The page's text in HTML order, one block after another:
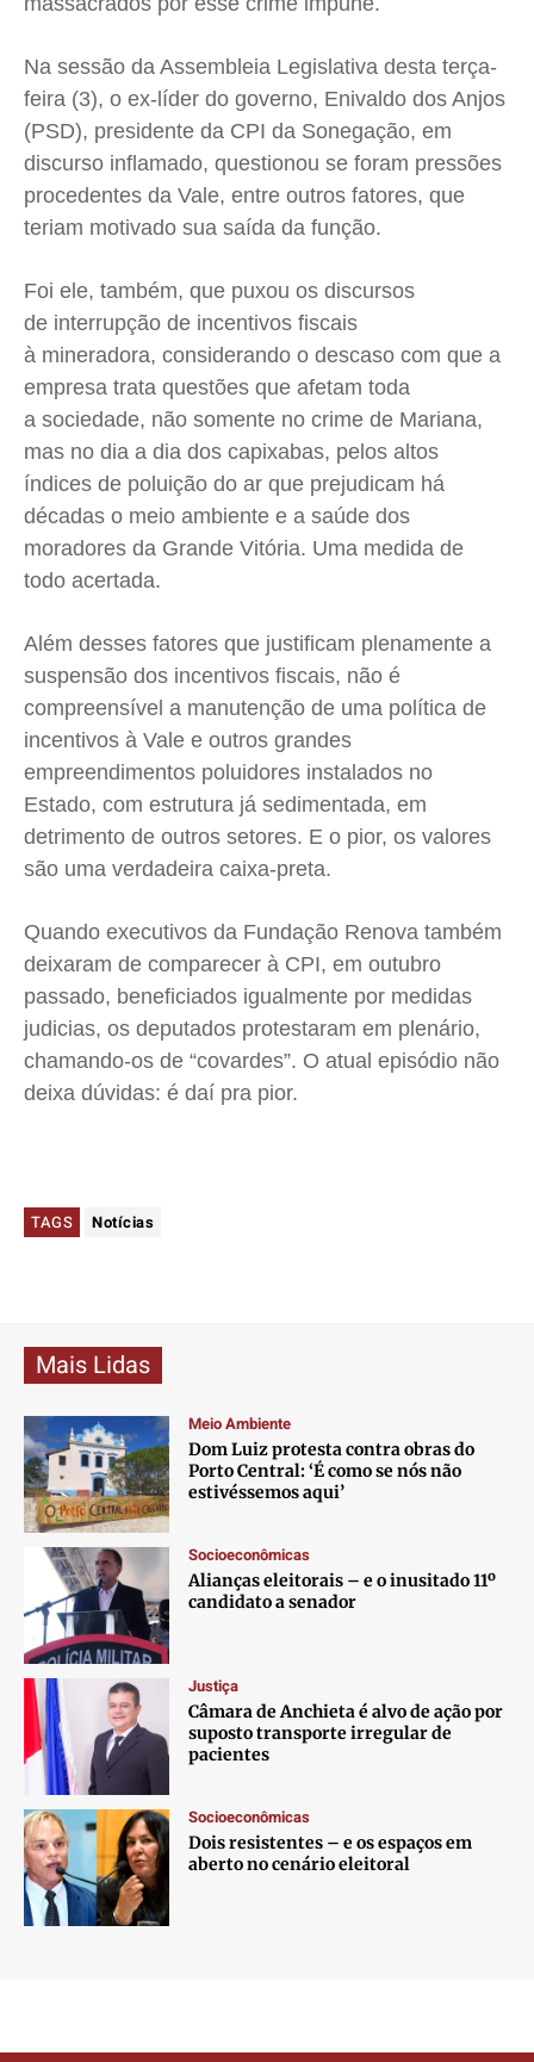
Na sessão da Assembleia Legislativa desta terça-
feira (3), o ex-líder do governo, Enivaldo dos Anjos
(PSD), presidente da CPI da Sonegação, em
discurso inflamado, questionou se foram pressões
procedentes da Vale, entre outros fatores, que
teriam motivado sua saída da função.
Foi ele, também, que puxou os discursos
de interrupção de incentivos fiscais
à mineradora, considerando o descaso com que a
empresa trata questões que afetam toda
a sociedade, não somente no crime de Mariana,
mas no dia a dia dos capixabas, pelos altos
índices de poluição do ar que prejudicam há
décadas o meio ambiente e a saúde dos
moradores da Grande Vitória. Uma medida de
todo acertada.
Além desses fatores que justificam plenamente a
suspensão dos incentivos fiscais, não é
compreensível a manutenção de uma política de
incentivos à Vale e outros grandes
empreendimentos poluidores instalados no
Estado, com estrutura já sedimentada, em
detrimento de outros setores. E o pior, os valores
são uma verdadeira caixa-preta.
Quando executivos da Fundação Renova também
deixaram de comparecer à CPI, em outubro
passado, beneficiados igualmente por medidas
judicias, os deputados protestaram em plenário,
chamando-os de “covardes”. O atual episódio não
deixa dúvidas: é daí pra pior.
TAGS Notícias
Mais Lidas
Meio Ambiente
Dom Luiz protesta contra obras do
Porto Central: ‘É como se nós não
estivéssemos aqui’
Socioeconômicas
Alianças eleitorais – e o inusitado 11º
candidato a senador
Justiça
Câmara de Anchieta é alvo de ação por
suposto transporte irregular de
pacientes
Socioeconômicas
Dois resistentes – e os espaços em
aberto no cenário eleitoral